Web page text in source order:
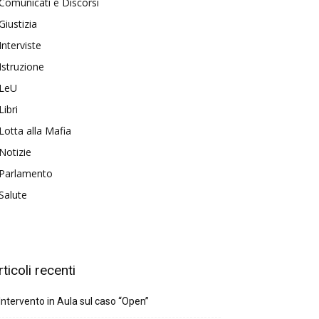
Interviste
Istruzione
LeU
Libri
Lotta alla Mafia
Notizie
Parlamento
recenti
Intervento in Aula sul caso “Open”